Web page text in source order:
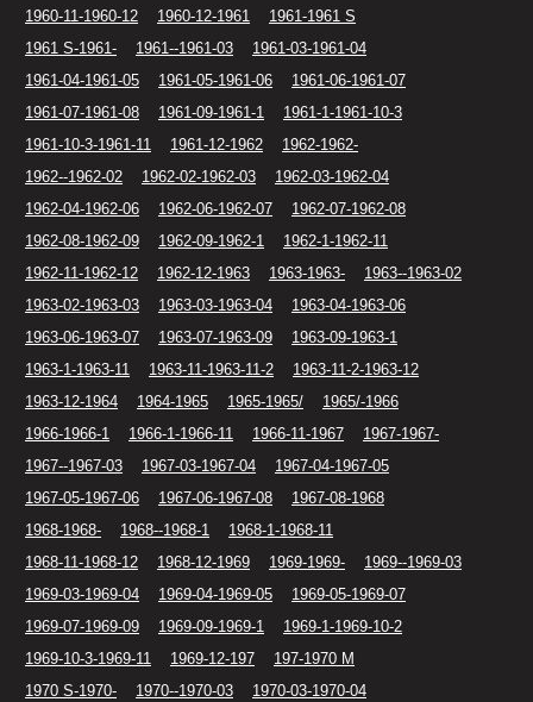
1960-11-1960-12
1960-12-1961
1961-1961 S
1961 S-1961-
1961--1961-03
1961-03-1961-04
1961-04-1961-05
1961-05-1961-06
1961-06-1961-07
1961-07-1961-08
1961-09-1961-1
1961-1-1961-10-3
1961-10-3-1961-11
1961-12-1962
1962-1962-
1962--1962-02
1962-02-1962-03
1962-03-1962-04
1962-04-1962-06
1962-06-1962-07
1962-07-1962-08
1962-08-1962-09
1962-09-1962-1
1962-1-1962-11
1962-11-1962-12
1962-12-1963 1963-1963-
1963--1963-02
1963-02-1963-03
1963-03-1963-04
1963-04-1963-06
1963-06-1963-07
1963-07-1963-09
1963-09-1963-1
1963-1-1963-11
1963-11-1963-11-2
1963-11-2-1963-12
1963-12-1964
1964-1965 1965-1965/
1965/-1966
1966-1966-1
1966-1-1966-11 1966-11-1967
1967-1967-
1967--1967-03
1967-03-1967-04
1967-04-1967-05
1967-05-1967-06
1967-06-1967-08
1967-08-1968
1968-1968-
1968--1968-1
1968-1-1968-11
1968-11-1968-12
1968-12-1969 1969-1969-
1969--1969-03
1969-03-1969-04
1969-04-1969-05
1969-05-1969-07
1969-07-1969-09
1969-09-1969-1
1969-1-1969-10-2
1969-10-3-1969-11
1969-12-197
197-1970 M
1970 S-1970-
1970--1970-03
1970-03-1970-04